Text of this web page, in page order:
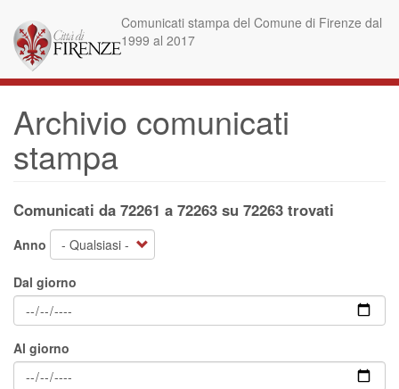
contenuto
principale
Comunicati stampa del Comune di Firenze dal
1999 al 2017
Archivio comunicati
stampa
Comunicati da 72261 a 72263 su 72263 trovati
Anno
Dal giorno
Al giorno